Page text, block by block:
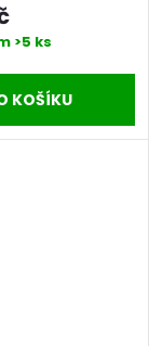
>5 ks
KOŠÍKU